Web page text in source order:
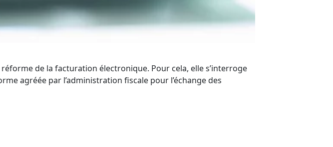
de la facturation électronique. Pour cela, elle s’interroge
agréée par l’administration fiscale pour l’échange des